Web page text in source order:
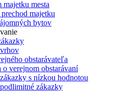
majetku mesta
majetku
bytov
obstarávateľa
o verejnom obstarávaní
s nízkou hodnotou
zákazky